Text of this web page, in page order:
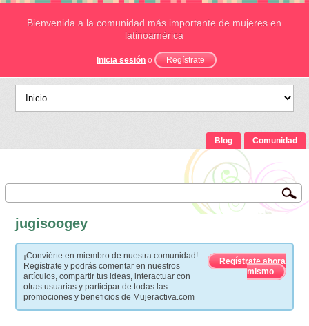
Bienvenida a la comunidad más importante de mujeres en
latinoamérica
Inicia sesión o Regístrate
Blog Comunidad
jugisoogey
¡Conviérte en miembro de nuestra comunidad!
Regístrate y podrás comentar en nuestros
artículos, compartir tus ideas, interactuar con
otras usuarias y participar de todas las
promociones y beneficios de Mujeractiva.com
Regístrate ahora
mismo